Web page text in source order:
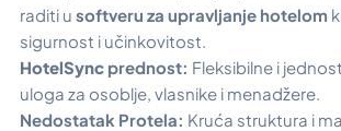
raditi u softveru za upravljanje hotelom
sigurnost i učinkovitost.
HotelSync prednost: Fleksibilne i
uloga za osoblje, vlasnike i menadžere.
Nedostatak Protela: Kruća struktura i